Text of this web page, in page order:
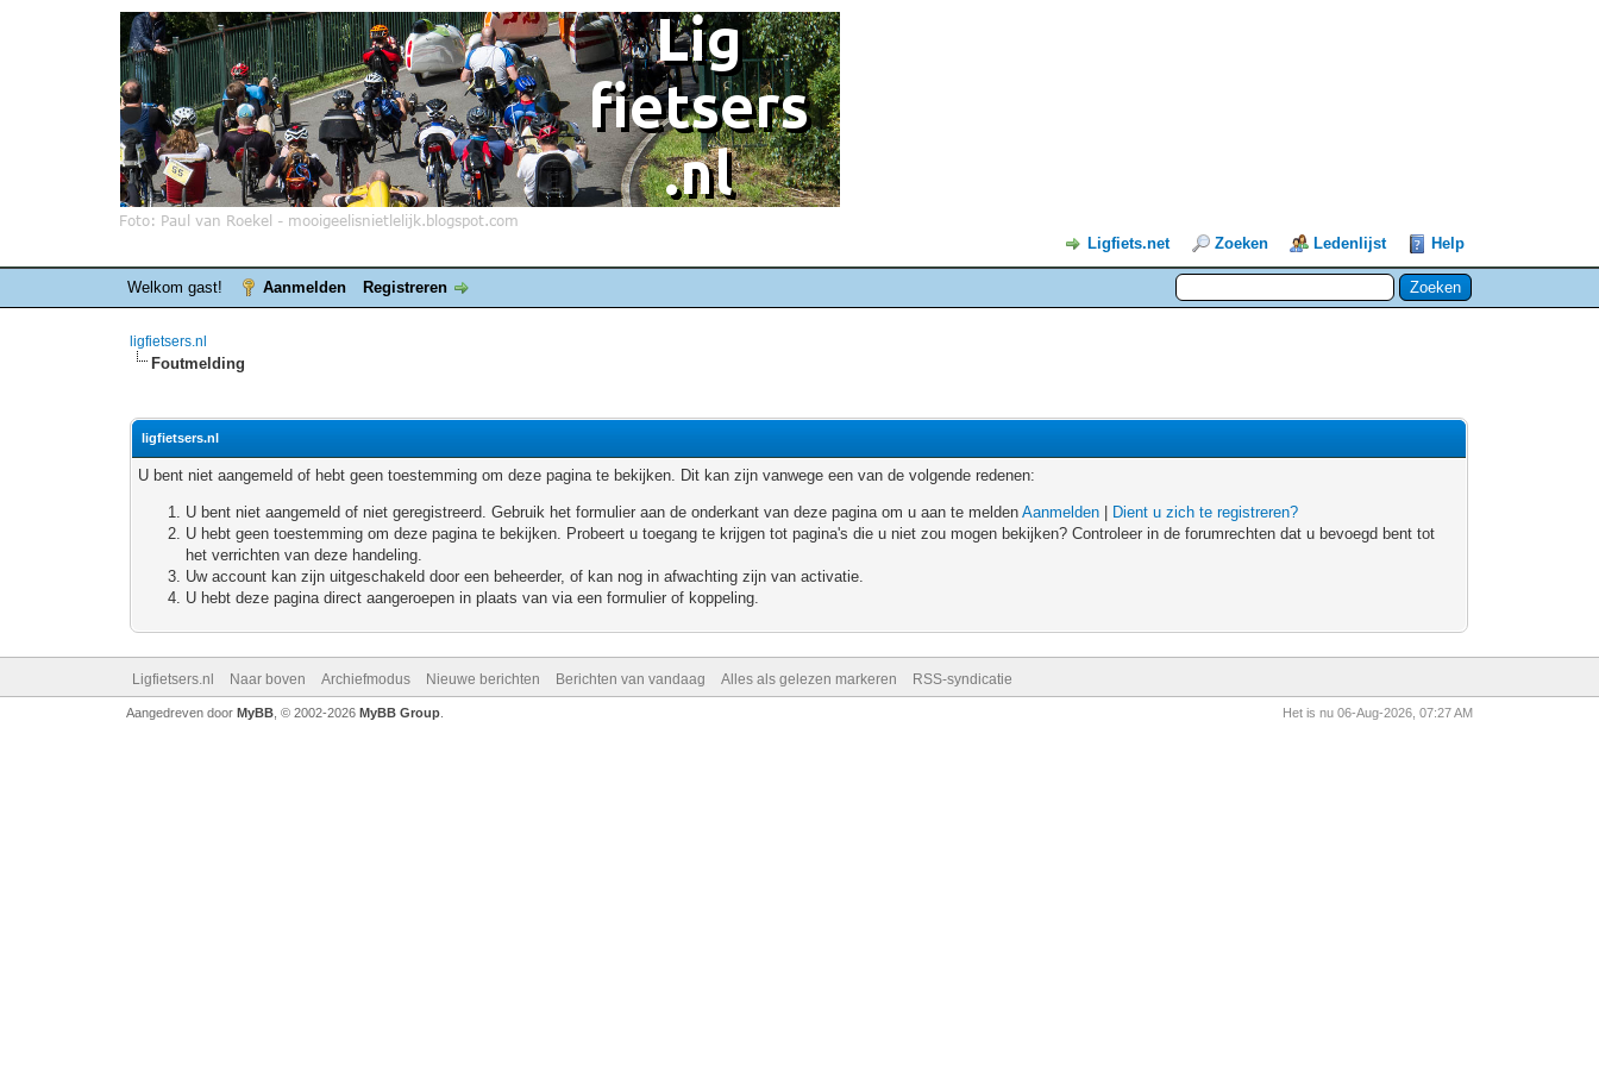
Ligfiets.net Zoeken Ledenlijst Help
Welkom gast! Aanmelden Registreren
ligfietsers.nl
Foutmelding
ligfietsers.nl
U bent niet aangemeld of hebt geen toestemming om deze pagina te bekijken. Dit kan zijn vanwege een van de volgende redenen:
U bent niet aangemeld of niet geregistreerd. Gebruik het formulier aan de onderkant van deze pagina om u aan te meldenAanmelden
Dient u zich te registreren?
U hebt geen toestemming om deze pagina te bekijken. Probeert u toegang te krijgen tot pagina's die u niet zou mogen bekijken? Controleer in de forumrechten dat u bevoegd bent tot
het verrichten van deze handeling.
Uw account kan zijn uitgeschakeld door een beheerder, of kan nog in afwachting zijn van activatie.
U hebt deze pagina direct aangeroepen in plaats van via een formulier of koppeling.
Ligfietsers.nl Naar boven Archiefmodus Nieuwe berichten Berichten van vandaag Alles als gelezen markeren RSS-syndicatie
Het is nu 06-Aug-2026, 07:27 AM
Aangedreven door MyBB, © 2002-2026 MyBB Group.